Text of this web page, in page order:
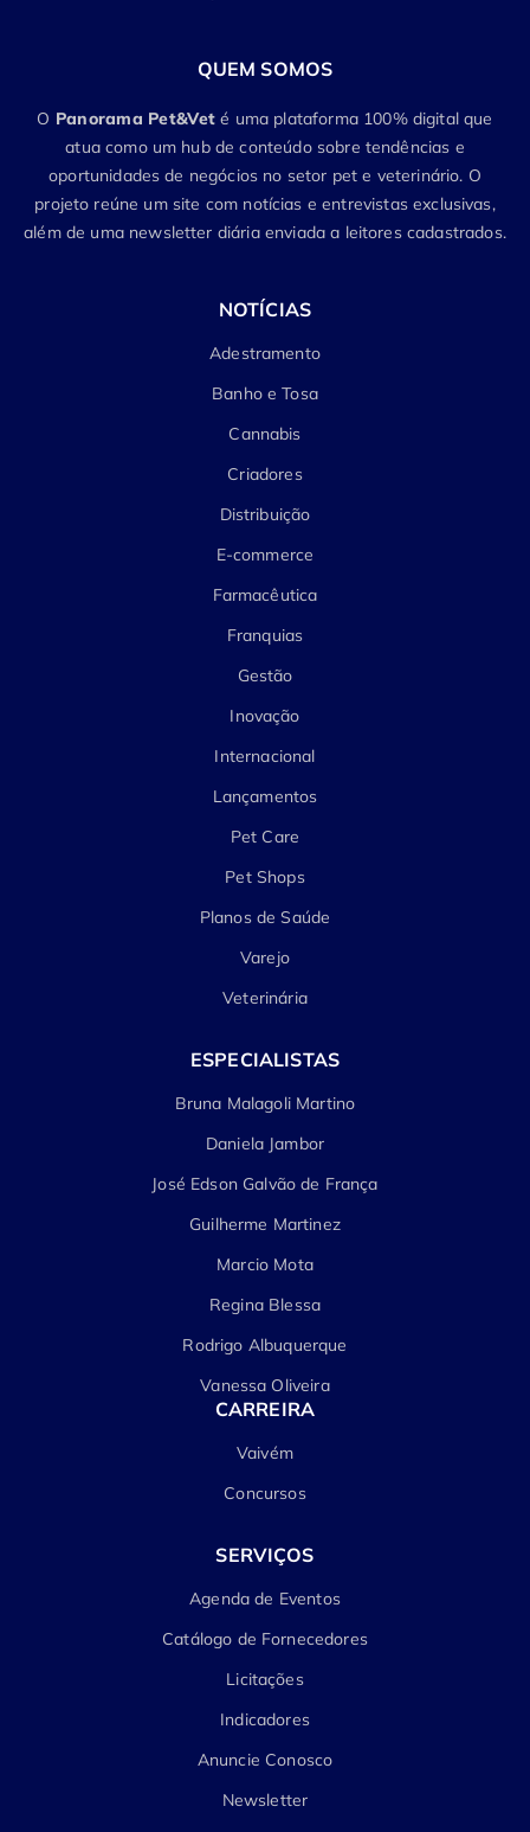
QUEM SOMOS
O Panorama Pet&Vet é uma plataforma 100% digital que
atua como um hub de conteúdo sobre tendências e
oportunidades de negócios no setor pet e veterinário. O
projeto reúne um site com notícias e entrevistas exclusivas,
além de uma newsletter diária enviada a leitores cadastrados.
NOTÍCIAS
Adestramento
Banho e Tosa
Cannabis
Criadores
Distribuição
E-commerce
Farmacêutica
Franquias
Gestão
Inovação
Internacional
Lançamentos
Pet Care
Pet Shops
Planos de Saúde
Varejo
Veterinária
ESPECIALISTAS
Bruna Malagoli Martino
Daniela Jambor
José Edson Galvão de França
Guilherme Martinez
Marcio Mota
Regina Blessa
Rodrigo Albuquerque
Vanessa Oliveira
CARREIRA
Vaivém
Concursos
SERVIÇOS
Agenda de Eventos
Catálogo de Fornecedores
Licitações
Indicadores
Anuncie Conosco
Newsletter